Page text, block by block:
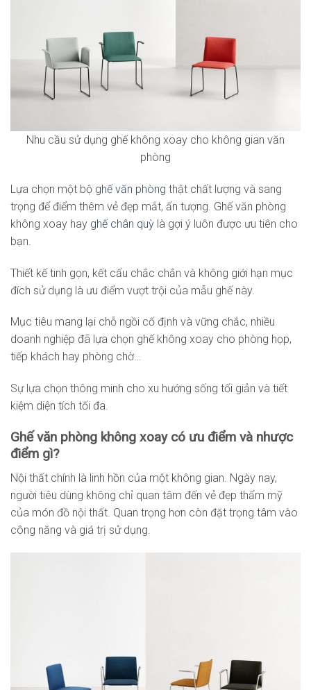
Nhu cầu sử dụng ghế không xoay cho không gian văn
phòng
Lựa chọn một bộ ghế văn phòng thật chất lượng và sang
trọng để điểm thêm vẻ đẹp mắt, ấn tượng. Ghế văn phòng
không xoay hay ghế chân quỳ là gợi ý luôn được ưu tiên cho
bạn.
Thiết kế tinh gọn, kết cấu chắc chắn và không giới hạn mục
đích sử dụng là ưu điểm vượt trội của mẫu ghế này.
Mục tiêu mang lại chỗ ngồi cố định và vững chắc, nhiều
doanh nghiệp đã lựa chọn ghế không xoay cho phòng họp,
tiếp khách hay phòng chờ…
Sự lựa chọn thông minh cho xu hướng sống tối giản và tiết
kiệm diện tích tối đa.
Ghế văn phòng không xoay có ưu điểm và nhược
điểm gì?
Nội thất chính là linh hồn của một không gian. Ngày nay,
người tiêu dùng không chỉ quan tâm đến vẻ đẹp thẩm mỹ
của món đồ nội thất. Quan trọng hơn còn đặt trọng tâm vào
công năng và giá trị sử dụng.